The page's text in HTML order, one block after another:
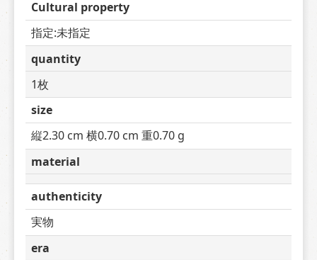
Cultural property
指定:未指定
quantity
1枚
size
縦2.30 cm 横0.70 cm 重0.70 g
material
authenticity
実物
era